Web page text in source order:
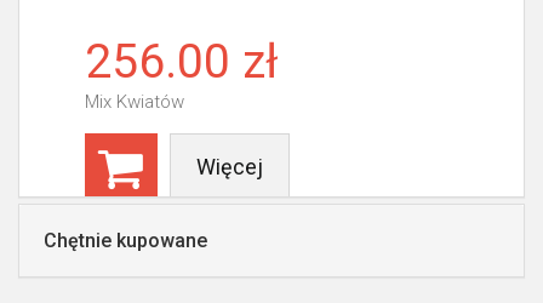
256.00 zł
Mix Kwiatów
Więcej
Chętnie kupowane